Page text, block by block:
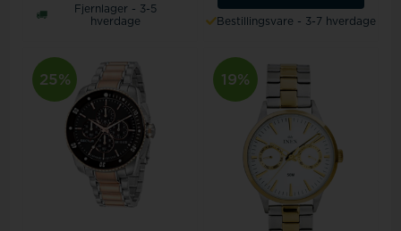
Fjernlager - 3-5
hverdage
Bestillingsvare - 3-7 hverdage
25% 19%